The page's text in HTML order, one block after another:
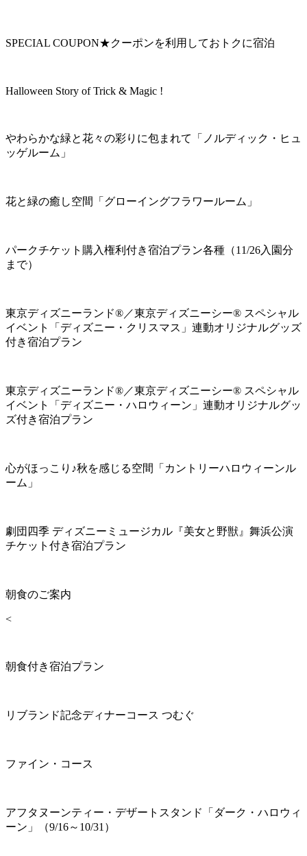
SPECIAL COUPON★クーポンを利用しておトクに宿泊
Halloween Story of Trick & Magic !
やわらかな緑と花々の彩りに包まれて「ノルディック・ヒュ
ッゲルーム」
花と緑の癒し空間「グローイングフラワールーム」
パークチケット購入権利付き宿泊プラン各種（11/26入園分
まで）
東京ディズニーランド®／東京ディズニーシー® スペシャル
イベント「ディズニー・クリスマス」連動オリジナルグッズ
付き宿泊プラン
東京ディズニーランド®／東京ディズニーシー® スペシャル
イベント「ディズニー・ハロウィーン」連動オリジナルグッ
ズ付き宿泊プラン
心がほっこり♪秋を感じる空間「カントリーハロウィーンル
ーム」
劇団四季 ディズニーミュージカル『美女と野獣』舞浜公演
チケット付き宿泊プラン
朝食のご案内
<
朝食付き宿泊プラン
リブランド記念ディナーコース つむぐ
ファイン・コース
アフタヌーンティー・デザートスタンド「ダーク・ハロウィ
ーン」（9/16～10/31）